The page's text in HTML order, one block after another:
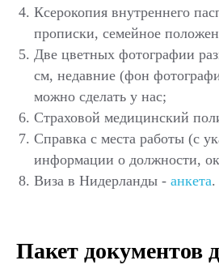
Ксерокопия внутреннего
прописки, семейное
Две цветных фотографии
см, недавние (фон
можно сделать у нас;
Страховой медицинский
Справка с места работы (с
информации о должности,
Виза в Нидерланды - анкета.
Пакет документов